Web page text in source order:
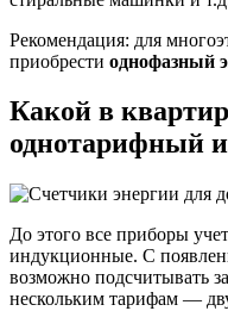
Рекомендация: для
приобрести однофазный
Какой в
однотарифный
До этого все приборы
индукционные. С
возможно подсчитывать
нескольким тарифам —